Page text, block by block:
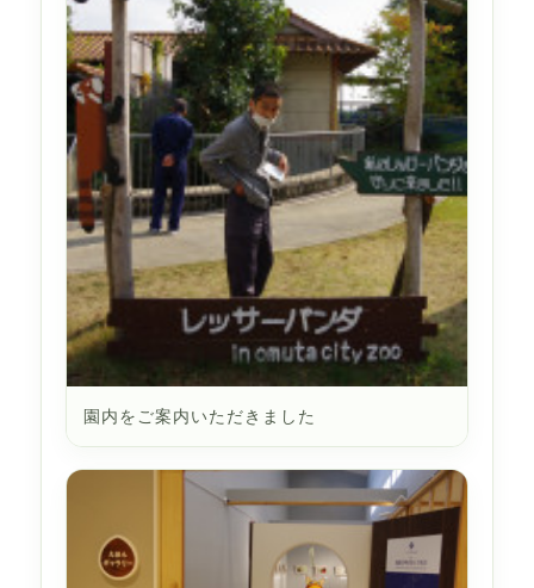
園内をご案内いただきました